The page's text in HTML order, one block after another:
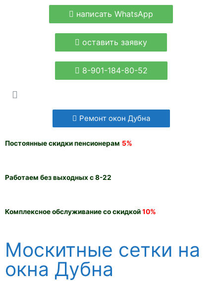
написать WhatsApp
оставить заявку
8-901-184-80-52
Ремонт окон Дубна
Постоянные скидки пенсионерам 5%
Работаем без выходных с 8-22
Комплексное обслуживание со скидкой10%
Москитные сетки на
окна Дубна